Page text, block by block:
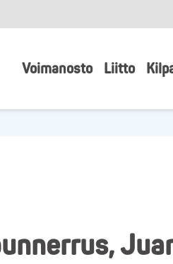
Voimanosto Liitto